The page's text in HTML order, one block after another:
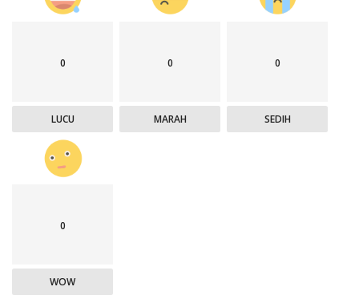
0
LUCU
0
MARAH
0
SEDIH
0
WOW